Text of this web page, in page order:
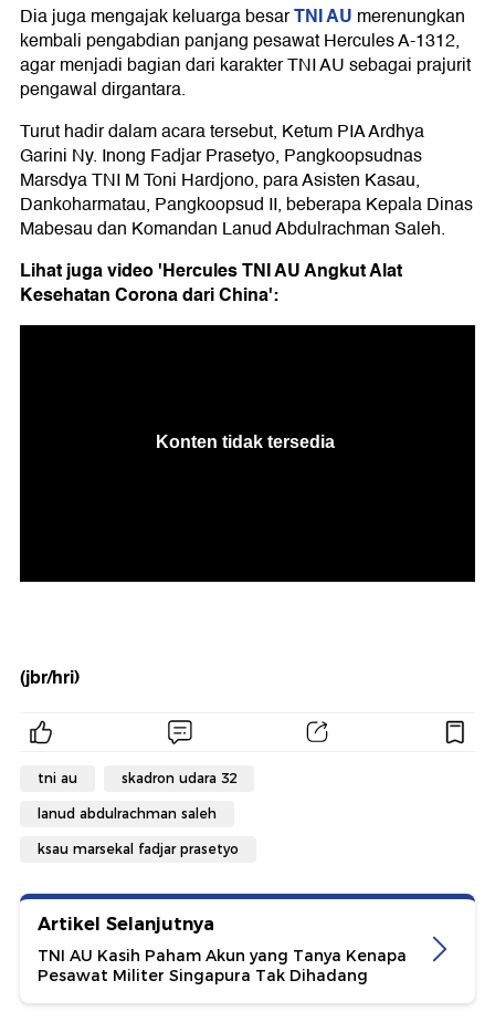
Dia juga mengajak keluarga besarTNI AU merenungkan
kembali pengabdian panjang pesawat Hercules A-1312,
agar menjadi bagian dari karakter TNI AU sebagai prajurit
pengawal dirgantara.
Turut hadir dalam acara tersebut, Ketum PIA Ardhya
Garini Ny. Inong Fadjar Prasetyo, Pangkoopsudnas
Marsdya TNI M Toni Hardjono, para Asisten Kasau,
Dankoharmatau, Pangkoopsud II, beberapa Kepala Dinas
Mabesau dan Komandan Lanud Abdulrachman Saleh.
Lihat juga video 'Hercules TNI AU Angkut Alat
Kesehatan Corona dari China':
(jbr/hri)
tni au skadron udara 32
lanud abdulrachman saleh
ksau marsekal fadjar prasetyo
Artikel Selanjutnya
TNI AU Kasih Paham Akun yang Tanya Kenapa
Pesawat Militer Singapura Tak Dihadang